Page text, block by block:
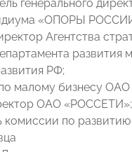
генерального
«ОПОРЫ
Агентства
развития
РФ;
малому бизнесу
ОАО «РОССЕТИ»;
комиссии по